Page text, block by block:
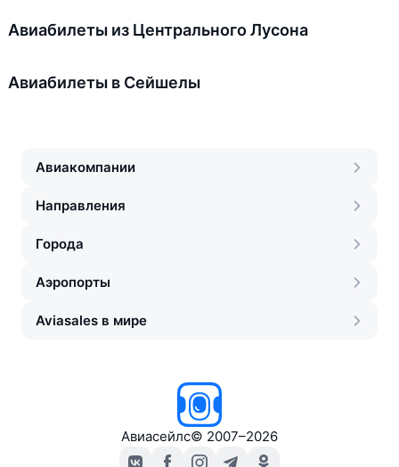
Авиабилеты из Центрального Лусона
Авиабилеты в Сейшелы
Авиакомпании
Направления
Города
Аэропорты
Aviasales в мире
Авиасейлс© 2007–2026